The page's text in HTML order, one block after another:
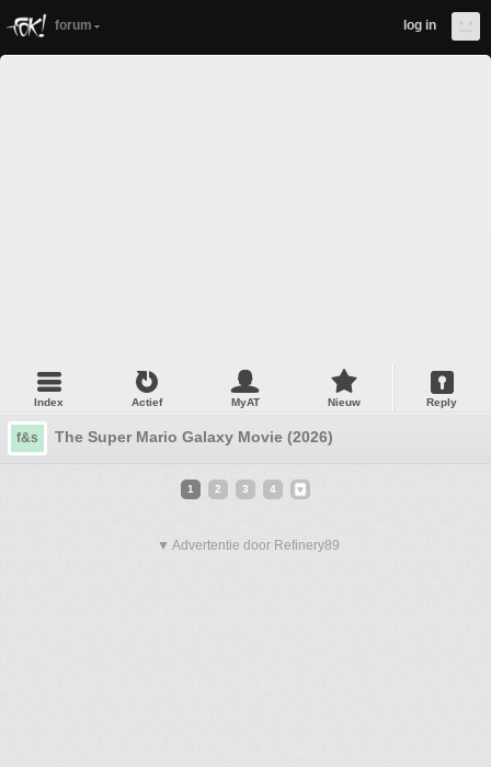
forum log in
Index Actief MyAT Nieuw Reply
f&s The Super Mario Galaxy Movie (2026)
1 2 3 4
▼ Advertentie door Refinery89